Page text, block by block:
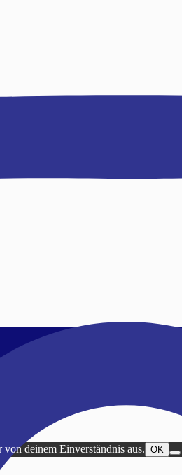
deinem Einverständnis aus. OK